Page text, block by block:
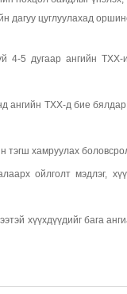
дагуу цуглуулахад
4-5 дугаар ангийн
ангийн ТХХ-д бие
тэгш хамруулах
ойлголт мэдлэг,
хүүхдүүдийг бага